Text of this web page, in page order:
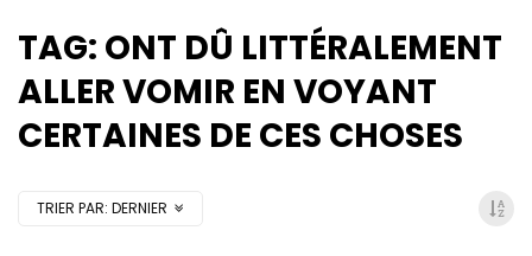
TAG: ONT DÛ LITTÉRALEMENT
ALLER VOMIR EN VOYANT
CERTAINES DE CES CHOSES
TRIER PAR: DERNIER